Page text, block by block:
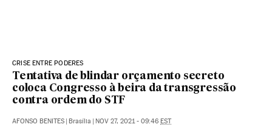
CRISE ENTRE PODERES
Tentativa de blindar orçamento secreto
coloca Congresso à beira da transgressão
contra ordem do STF
AFONSO BENITES Brasília NOV 27, 2021 - 09:46 EST